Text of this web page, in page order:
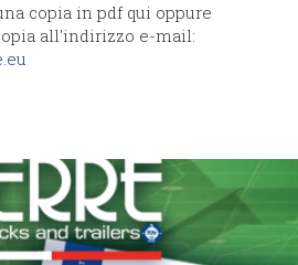
copia in pdf qui oppure
all'indirizzo e-mail: